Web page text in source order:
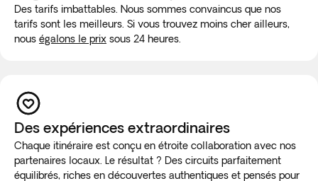
Des tarifs imbattables. Nous sommes convaincus que nos
tarifs sont les meilleurs. Si vous trouvez moins cher ailleurs,
nous égalons le prix sous 24 heures.
Des expériences extraordinaires
Chaque itinéraire est conçu en étroite collaboration avec nos
partenaires locaux. Le résultat ? Des circuits parfaitement
équilibrés, riches en découvertes authentiques et pensés pour